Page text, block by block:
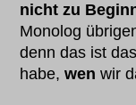
nicht zu
Monolog
denn das ist
habe,wen wir